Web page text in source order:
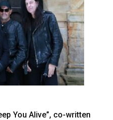
You Alive”, co-written